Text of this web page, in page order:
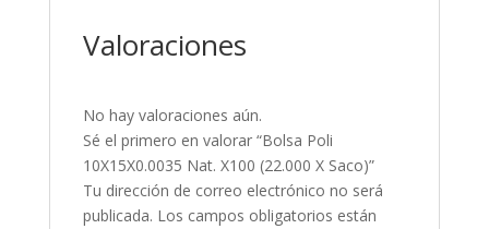
Valoraciones
No hay valoraciones aún.
Sé el primero en valorar “Bolsa Poli
10X15X0.0035 Nat. X100 (22.000 X Saco)”
Tu dirección de correo electrónico no será
publicada. Los campos obligatorios están